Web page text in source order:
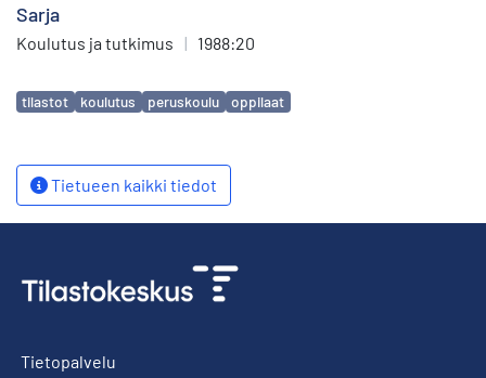
Sarja
Koulutus ja tutkimus | 1988:20
Avainsanat
tilastot koulutus peruskoulu oppilaat
Tietueen kaikki tiedot
Tietopalvelu